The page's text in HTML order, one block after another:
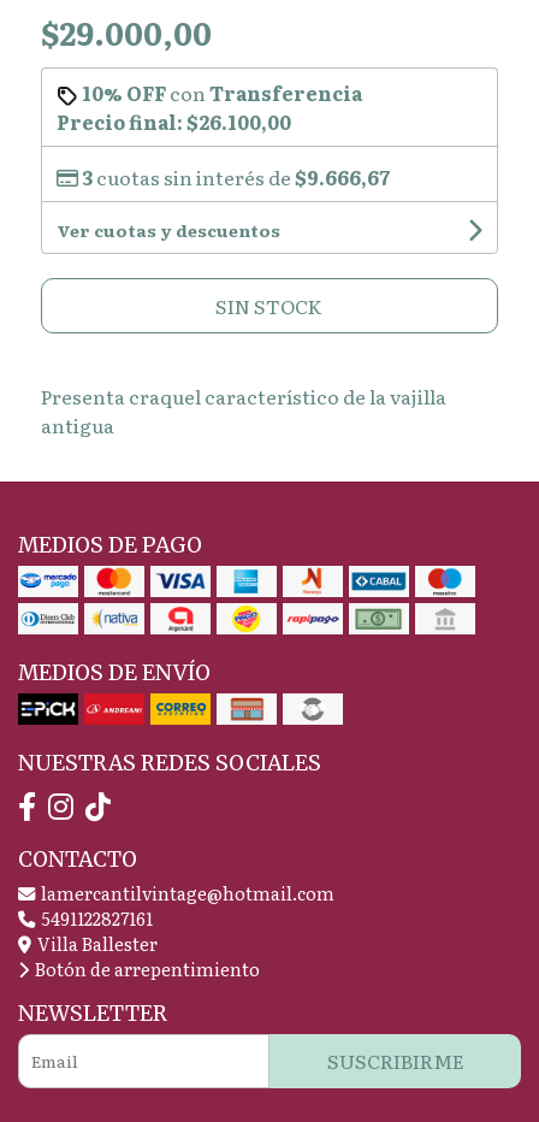
$29.000,00
10% OFFcon Transferencia
Precio final:$26.100,00
3cuotas sin interés de$9.666,67
Ver cuotas y descuentos
SIN STOCK
Presenta craquel característico de la vajilla
antigua
MEDIOS DE PAGO
MEDIOS DE ENVÍO
NUESTRAS REDES SOCIALES
CONTACTO
lamercantilvintage@hotmail.com
5491122827161
Villa Ballester
Botón de arrepentimiento
NEWSLETTER
SUSCRIBIRME